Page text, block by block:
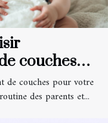
couches
bébé?
de couches pour votre
des parents et...